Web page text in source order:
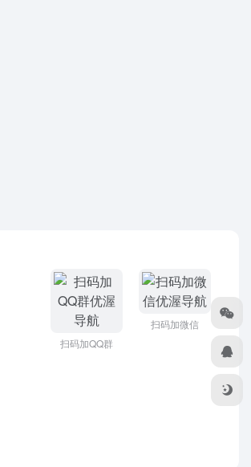
扫码加QQ群
扫码加微信